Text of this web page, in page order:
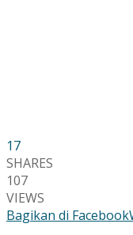
17
SHARES
107
VIEWS
Bagikan di Facebook